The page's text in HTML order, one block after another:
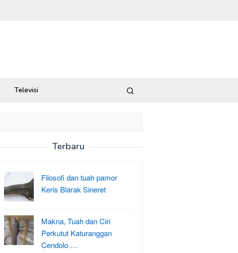
Televisi
Terbaru
Filosofi dan tuah pamor
Keris Blarak Sineret
Makna, Tuah dan Ciri
Perkutut Katuranggan
Cendolo …